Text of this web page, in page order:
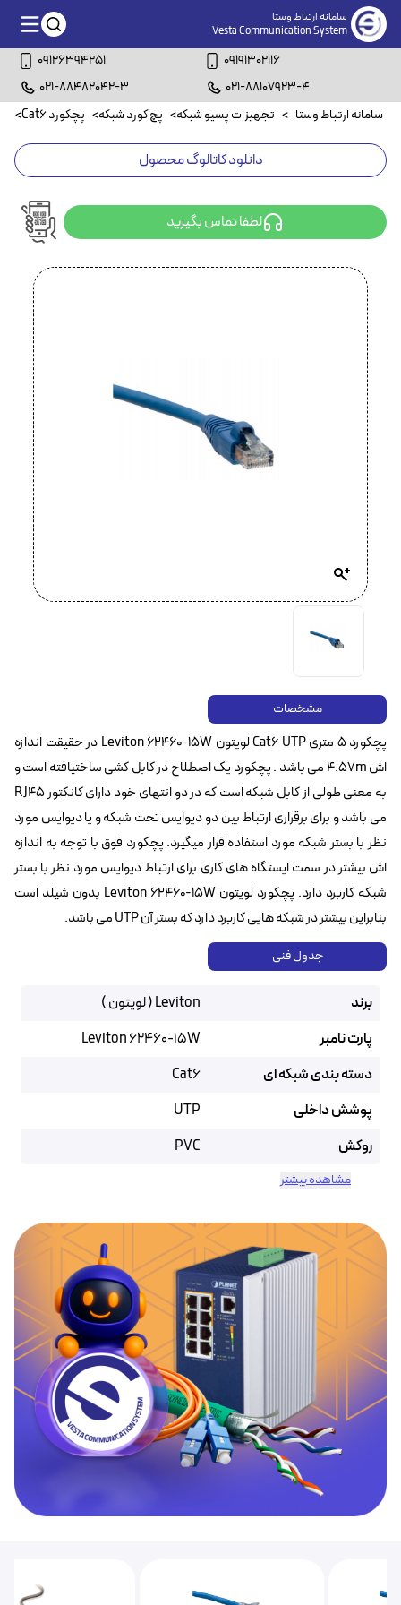
سامانه ارتباط وستا
Vesta Communication System
09126394251
09191302116
021-88482042-3
021-88107923-4
سامانه ارتباط وستا > تجهیزات پسیو شبکه> پچ کورد شبکه> پچکورد Cat6 >
دانلود کاتالوگ محصول
لطفا تماس بگیرید
مشخصات
پچکورد 5 متری Cat6 UTP لویتون Leviton 62460-15W در حقیقت اندازه
اش 4.57m می باشد . پچکورد یک اصطلاح در کابل کشی ساختیافته است و
به معنی طولی از کابل شبکه است که در دو انتهای خود دارای کانکتور RJ45
می باشد و برای برقراری ارتباط بین دو دیوایس تحت شبکه و یا دیوایس مورد
نظر با بستر شبکه مورد استفاده قرار میگیرد. پچکورد فوق با توجه به اندازه
اش بیشتر در سمت ایستگاه های کاری برای ارتباط دیوایس مورد نظر با بستر
شبکه کاربرد دارد. پچکورد لویتون Leviton 62460-15W بدون شیلد است
بنابراین بیشتر در شبکه هایی کاربرد دارد که بستر آن UTP می باشد.
جدول فنی
برند
Leviton ( لویتون )
پارت نامبر
Leviton 62460-15W
دسته بندی شبکه ای
Cat6
پوشش داخلی
UTP
روکش
PVC
مشاهده بیشتر